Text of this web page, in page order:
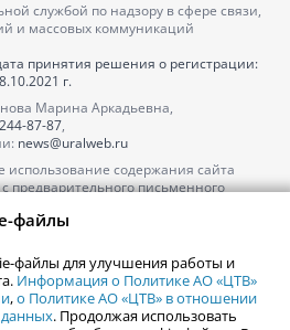
службой по надзору в сфере связи,
и массовых коммуникаций
принятия решения о регистрации:
г.
Марина Аркадьевна,
87-87,
news@uralweb.ru
содержания сайта
предварительного письменного
обращайтесь по тел.
в разделе «Афиша»
на использование сайта
файлы
файлы для улучшения работы и
Информация о Политике АО «ЦТВ»
,о Политике АО «ЦТВ» в отношении
. Продолжая использовать